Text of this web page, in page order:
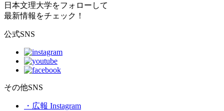
日本文理大学をフォローして
最新情報をチェック！
公式SNS
その他SNS
・広報 Instagram